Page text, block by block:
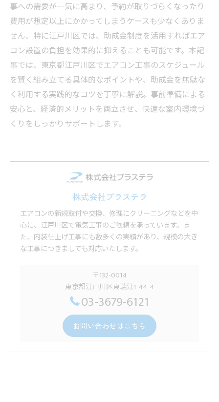
事への需要が一気に高まり、予約が取りづらくなったり
費用が想定以上にかかってしまうケースも少なくありま
せん。特に江戸川区では、助成金制度を活用すればエア
コン設置の負担を効果的に抑えることも可能です。本記
事では、東京都江戸川区でエアコン工事のスケジュール
を賢く組み立てる具体的なポイントや、助成金を無駄な
く利用する実践的なコツを丁寧に解説。事前準備による
安心と、経済的メリットを両立させ、快適な室内環境づ
くりをしっかりサポートします。
株式会社プラステラ
エアコンの新規取付や交換、修理にクリーニングなどを中
心に、江戸川区で電気工事のご依頼を承っています。ま
た、内装仕上げ工事にも数多くの実績があり、規模の大き
な工事につきましても対応いたします。
〒132-0014
東京都江戸川区東瑞江1-44-4
03-3679-6121
お問い合わせはこちら